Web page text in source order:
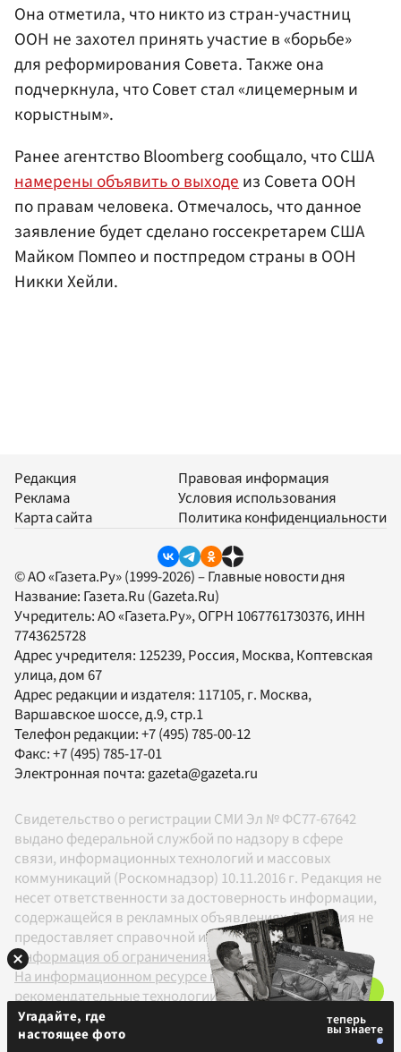
Она отметила, что никто из стран-участниц
ООН не захотел принять участие в «борьбе»
для реформирования Совета. Также она
подчеркнула, что Совет стал «лицемерным и
корыстным».
Ранее агентство Bloomberg сообщало, что США
намерены объявить о выходеиз Совета ООН
по правам человека. Отмечалось, что данное
заявление будет сделано госсекретарем США
Майком Помпео и постпредом страны в ООН
Никки Хейли.
Редакция
Реклама
Карта сайта
Правовая информация
Условия использования
Политика конфиденциальности
© АО «Газета.Ру» (1999-2026) – Главные новости дня
Название: Газета.Ru (Gazeta.Ru)
Учредитель:АО «Газета.Ру», ОГРН 1067761730376, ИНН
7743625728
Адрес учредителя: 125239, Россия, Москва, Коптевская
улица, дом 67
Адрес редакции и издателя: 117105, г. Москва,
Варшавское шоссе, д.9, стр.1
Телефон редакции:+7 (495) 785-00-12
Факс:+7 (495) 785-17-01
Электронная почта:gazeta@gazeta.ru
Свидетельство о регистрации СМИ Эл № ФС77-67642
выдано федеральной службой по надзору в сфере
связи, информационных технологий и массовых
коммуникаций (Роскомнадзор) 10.11.2016 г. Редакция не
несет ответственности за достоверность информации,
содержащейся в рекламных объявлениях. Редакция не
предоставляет справочной информации.
Информация об ограничениях
На информационном ресурсе применяются
рекомендательные технологии в соответствии с
Правилами
Угадайте, где
настоящее фото